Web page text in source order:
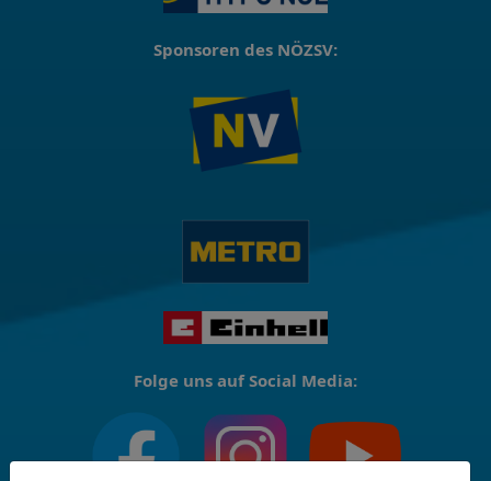
Sponsoren des NÖZSV:
Folge uns auf Social Media: